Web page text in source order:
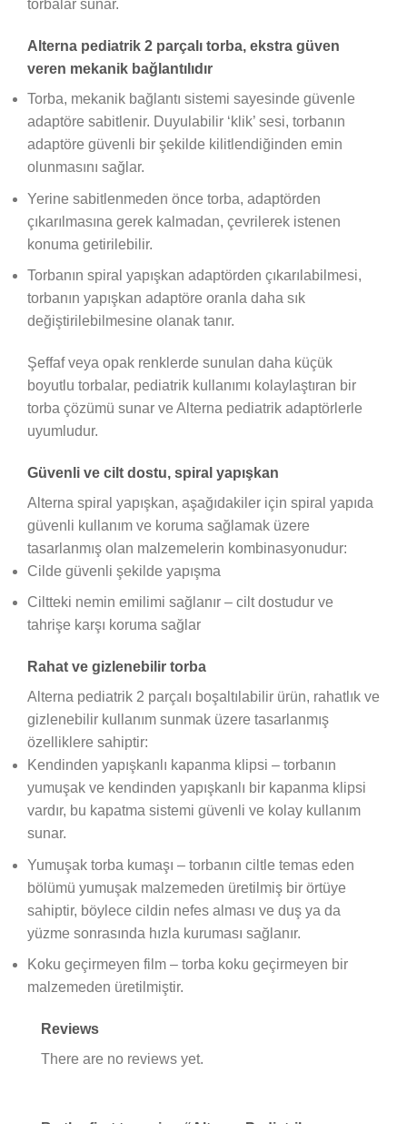
torbalar sunar.
Alterna pediatrik 2 parçalı torba, ekstra güven
veren mekanik bağlantılıdır
Torba, mekanik bağlantı sistemi sayesinde güvenle
adaptöre sabitlenir. Duyulabilir ‘klik’ sesi, torbanın
adaptöre güvenli bir şekilde kilitlendiğinden emin
olunmasını sağlar.
Yerine sabitlenmeden önce torba, adaptörden
çıkarılmasına gerek kalmadan, çevrilerek istenen
konuma getirilebilir.
Torbanın spiral yapışkan adaptörden çıkarılabilmesi,
torbanın yapışkan adaptöre oranla daha sık
değiştirilebilmesine olanak tanır.
Şeffaf veya opak renklerde sunulan daha küçük
boyutlu torbalar, pediatrik kullanımı kolaylaştıran bir
torba çözümü sunar ve Alterna pediatrik adaptörlerle
uyumludur.
Güvenli ve cilt dostu, spiral yapışkan
Alterna spiral yapışkan, aşağıdakiler için spiral yapıda
güvenli kullanım ve koruma sağlamak üzere
tasarlanmış olan malzemelerin kombinasyonudur:
Cilde güvenli şekilde yapışma
Ciltteki nemin emilimi sağlanır – cilt dostudur ve
tahrişe karşı koruma sağlar
Rahat ve gizlenebilir torba
Alterna pediatrik 2 parçalı boşaltılabilir ürün, rahatlık ve
gizlenebilir kullanım sunmak üzere tasarlanmış
özelliklere sahiptir:
Kendinden yapışkanlı kapanma klipsi – torbanın
yumuşak ve kendinden yapışkanlı bir kapanma klipsi
vardır, bu kapatma sistemi güvenli ve kolay kullanım
sunar.
Yumuşak torba kumaşı – torbanın ciltle temas eden
bölümü yumuşak malzemeden üretilmiş bir örtüye
sahiptir, böylece cildin nefes alması ve duş ya da
yüzme sonrasında hızla kuruması sağlanır.
Koku geçirmeyen film – torba koku geçirmeyen bir
malzemeden üretilmiştir.
Reviews
There are no reviews yet.